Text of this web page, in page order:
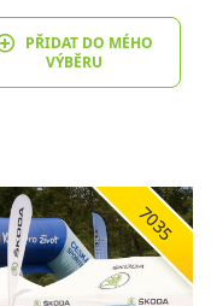
PŘIDAT DO MÉHO
VÝBĚRU
7035